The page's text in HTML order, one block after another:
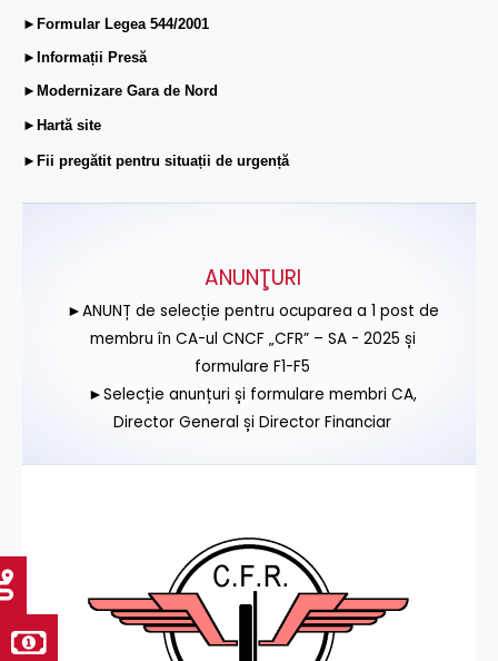
►Formular Legea 544/2001
►Informații Presă
►Modernizare Gara de Nord
►Hartă site
►Fii pregătit pentru situații de urgență
ANUNŢURI
►ANUNȚ de selecție pentru ocuparea a 1 post de
membru în CA-ul CNCF „CFR” – SA - 2025 și
formulare F1-F5
►Selecție anunțuri și formulare membri CA,
Director General și Director Financiar